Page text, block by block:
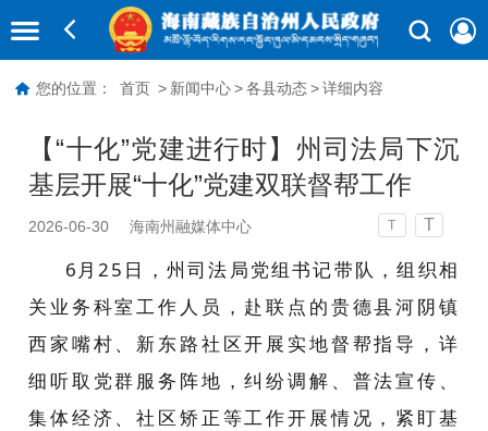
您的位置： 首页 > 新闻中心 > 各县动态 > 详细内容
【“十化”党建进行时】州司法局下沉
基层开展“十化”党建双联督帮工作
2026-06-30 海南州融媒体中心 T T
6 月25日，州司法局党组书记带队，组织相
关业务科室工作人员，赴联点的贵德县河阴镇
西家嘴村、新东路社区开展实地督帮指导，详
细听取党群服务阵地，纠纷调解、普法宣传、
集体经济、社区矫正等工作开展情况，紧盯基